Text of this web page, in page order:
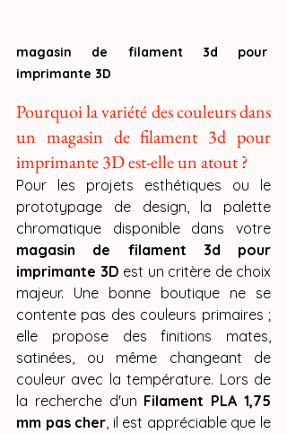
magasin de filament 3d pour
imprimante 3D
Pourquoi la variété des couleurs dans
un magasin de filament 3d pour
imprimante 3D est-elle un atout ?
Pour les projets esthétiques ou le
prototypage de design, la palette
magasin de filament 3d pour
imprimante 3D est un critère de choix
majeur. Une bonne boutique ne se
contente pas des couleurs primaires ;
elle propose des finitions mates,
satinées, ou même changeant de
couleur avec la température. Lors de
la recherche d'un Filament PLA 1,75
mm pas cher